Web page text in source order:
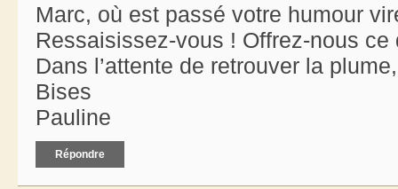
Marc, où est passé votre humour
Ressaisissez-vous ! Offrez-nous
Dans l’attente de retrouver la
Bises
Pauline
Répondre